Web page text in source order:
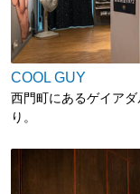
COOL GUY
西門町にあるゲイア
り。